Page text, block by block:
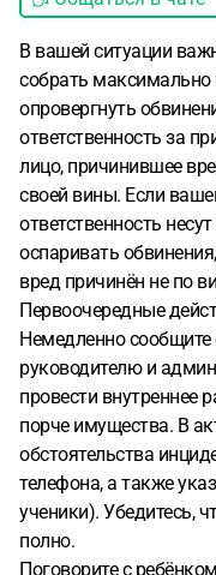
В вашей ситуации
собрать
опровергнуть
ответственность за
лицо, причинившее
своей вины. Если
ответственность
оспаривать
вред причинён не по
Первоочередные
Немедленно
руководителю и
провести внутреннее
порче имущества. В
обстоятельства
телефона, а также
ученики). Убедитесь,
полно.
Поговорите с